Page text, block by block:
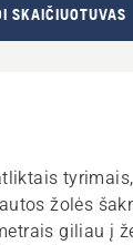
SKAIČIUOTUVAS
žolės
giliau į